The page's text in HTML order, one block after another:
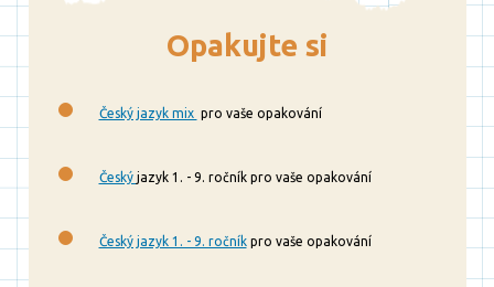
Opakujte si
Český jazyk mix pro vaše opakování
Český jazyk 1. - 9. ročník pro vaše opakování
Český jazyk 1. - 9. ročníkpro vaše opakování